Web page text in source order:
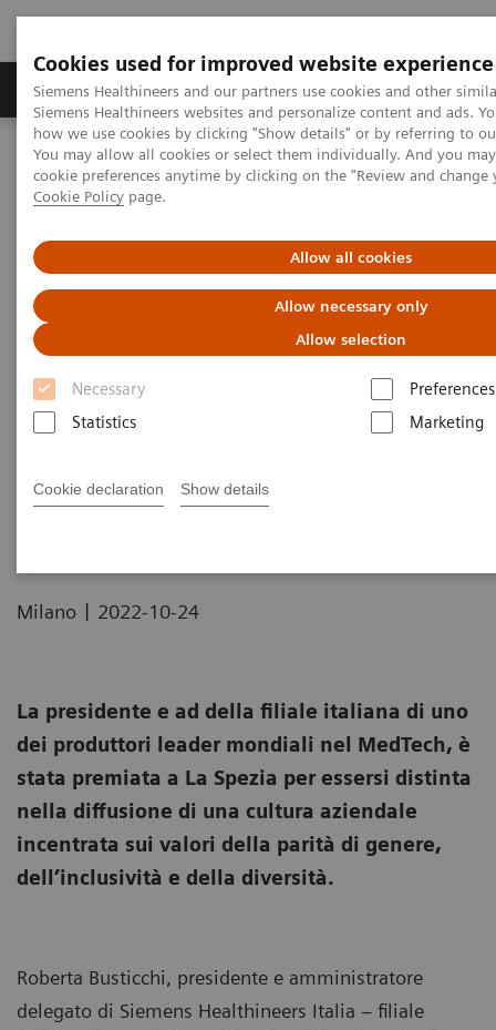
Cookies used for improved website experience
Siemens Healthineers and our partners use cookies and other
Siemens Healthineers websites and personalize content and ads.
how we use cookies by clicking "Show details" or by referring to
You may allow all cookies or select them individually. And you
cookie preferences anytime by clicking on the "Review and
Cookie Policy page.
Allow all cookies
Allow necessary only
Allow selection
Necessary
Preferences
Statistics
Marketing
Cookie declaration Show details
Soluzioni e servizi Insights La nostra
Home Area Stampa
Comunicati stampa
Siemens Healthineers Italia: Roberta Busticchi (presidente e ad)
vince il premio “Donna Leader 2022” dello European Women’s
Siemens Healthineers Italia:
Roberta Busticchi (presidente e
ad) vince il premio “Donna
Leader 2022” dello European
Development (EWMD)
Milano | 2022-10-24
La presidente e ad della filiale italiana di uno
dei produttori leader mondiali nel MedTech, è
stata premiata a La Spezia per essersi distinta
nella diffusione di una cultura aziendale
incentrata sui valori della parità di genere,
dell’inclusività e della diversità.
Roberta Busticchi, presidente e amministratore
delegato di Siemens Healthineers Italia ̶ filiale